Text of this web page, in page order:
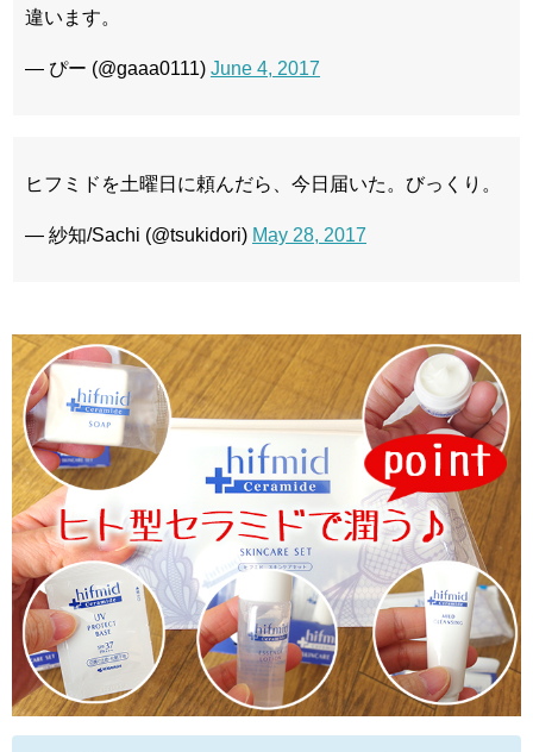
違います。
— ぴー (@gaaa0111) June 4, 2017
ヒフミドを土曜日に頼んだら、今日届いた。びっくり。
— 紗知/Sachi (@tsukidori) May 28, 2017